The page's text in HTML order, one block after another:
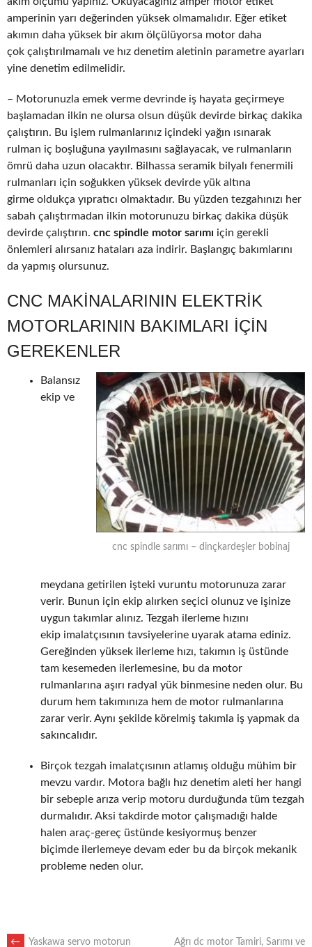
amperinin yarı değerinden yüksek olmamalıdır. Eğer etiket
akımın daha yüksek bir akım ölçülüyorsa motor daha
çok çalıştırılmamalı ve hız denetim aletinin parametre ayarları
yine denetim edilmelidir.
– Motorunuzla emek verme devrinde iş hayata geçirmeye
başlamadan ilkin ne olursa olsun düşük devirde birkaç dakika
çalıştırın. Bu işlem rulmanlarınız içindeki yağın ısınarak
rulman iç boşluğuna yayılmasını sağlayacak, ve rulmanların
ömrü daha uzun olacaktır. Bilhassa seramik bilyalı fenermili
rulmanları için soğukken yüksek devirde yük altına
girme oldukça yıpratıcı olmaktadır. Bu yüzden tezgahınızı her
sabah çalıştırmadan ilkin motorunuzu birkaç dakika düşük
devirde çalıştırın. cnc spindle motor sarımı için gerekli
önlemleri alırsanız hataları aza indirir. Başlangıç bakımlarını
da yapmış olursunuz.
CNC MAKINALARININ ELEKTRIK
MOTORLARININ BAKIMLARI IÇIN
GEREKENLER
cnc spindle sarımı – dinçkardeşler bobinaj
Balansız
ekip ve
meydana getirilen işteki vuruntu motorunuza zarar
verir. Bunun için ekip alırken seçici olunuz ve işinize
uygun takımlar alınız. Tezgah ilerleme hızını
ekip imalatçısının tavsiyelerine uyarak atama ediniz.
Gereğinden yüksek ilerleme hızı, takımın iş üstünde
tam kesemeden ilerlemesine, bu da motor
rulmanlarına aşırı radyal yük binmesine neden olur. Bu
durum hem takımınıza hem de motor rulmanlarına
zarar verir. Aynı şekilde körelmiş takımla iş yapmak da
sakıncalıdır.
Birçok tezgah imalatçısının atlamış olduğu mühim bir
mevzu vardır. Motora bağlı hız denetim aleti her hangi
bir sebeple arıza verip motoru durduğunda tüm tezgah
durmalıdır. Aksi takdirde motor çalışmadığı halde
halen araç-gereç üstünde kesiyormuş benzer
biçimde ilerlemeye devam eder bu da birçok mekanik
probleme neden olur.
←
Yaskawa servo motorun
Ağrı dc motor Tamiri, Sarımı ve